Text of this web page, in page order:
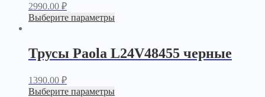
2990.00 ₽
Выберите параметры
Трусы Paola L24V48455 черные
1390.00 ₽
Выберите параметры